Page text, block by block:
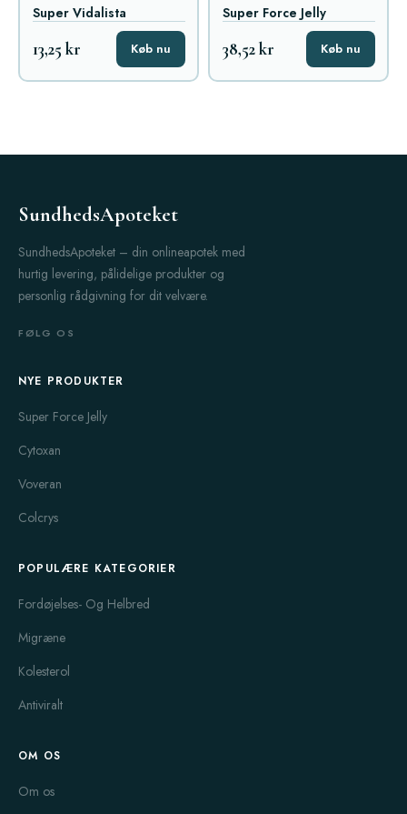
Super Vidalista
13,25 kr Køb nu
Super Force Jelly
38,52 kr Køb nu
SundhedsApoteket
SundhedsApoteket – din onlineapotek med
hurtig levering, pålidelige produkter og
personlig rådgivning for dit velvære.
FØLG OS
NYE PRODUKTER
Super Force Jelly
Cytoxan
Voveran
Colcrys
POPULÆRE KATEGORIER
Fordøjelses- Og Helbred
Migræne
Kolesterol
Antiviralt
OM OS
Om os